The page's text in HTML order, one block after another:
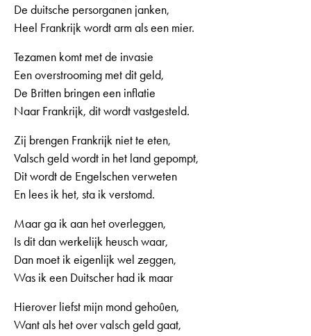
De duitsche persorganen janken,
Heel Frankrijk wordt arm als een mier.
Tezamen komt met de invasie
Een overstrooming met dit geld,
De Britten bringen een inflatie
Naar Frankrijk, dit wordt vastgesteld.
Zij brengen Frankrijk niet te eten,
Valsch geld wordt in het land gepompt,
Dit wordt de Engelschen verweten
En lees ik het, sta ik verstomd.
Maar ga ik aan het overleggen,
Is dit dan werkelijk heusch waar,
Dan moet ik eigenlijk wel zeggen,
Was ik een Duitscher had ik maar
Hierover liefst mijn mond gehoûen,
Want als het over valsch geld gaat,